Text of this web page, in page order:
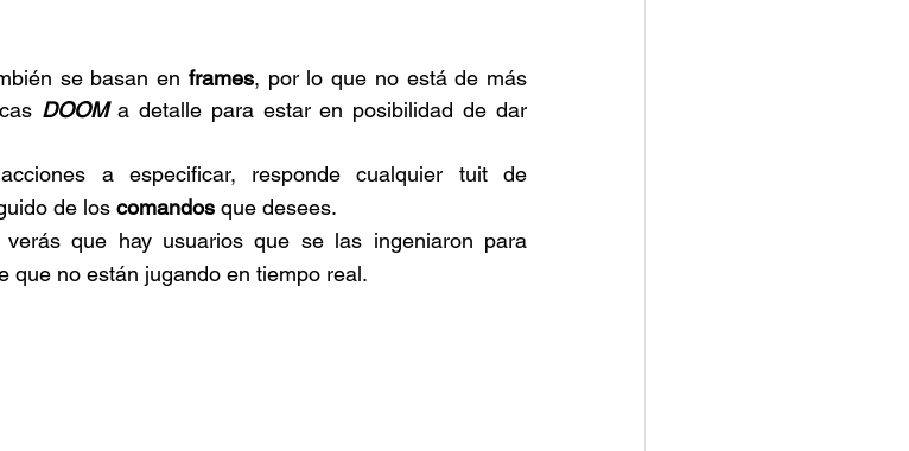
se basan en frames, por lo que no está de más
DOOM a detalle para estar en posibilidad de dar
a especificar, responde cualquier tuit de
de los comandos que desees.
que no están jugando en tiempo real.